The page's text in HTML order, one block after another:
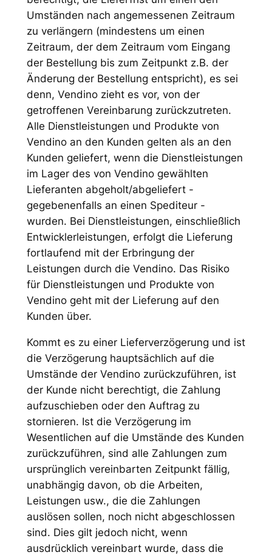
Umständen nach angemessenen Zeitraum
zu verlängern (mindestens um einen
Zeitraum, der dem Zeitraum vom Eingang
der Bestellung bis zum Zeitpunkt z.B. der
Änderung der Bestellung entspricht), es sei
denn, Vendino zieht es vor, von der
getroffenen Vereinbarung zurückzutreten.
Alle Dienstleistungen und Produkte von
Vendino an den Kunden gelten als an den
Kunden geliefert, wenn die Dienstleistungen
im Lager des von Vendino gewählten
Lieferanten abgeholt/abgeliefert -
gegebenenfalls an einen Spediteur -
wurden. Bei Dienstleistungen, einschließlich
Entwicklerleistungen, erfolgt die Lieferung
fortlaufend mit der Erbringung der
Leistungen durch die Vendino. Das Risiko
für Dienstleistungen und Produkte von
Vendino geht mit der Lieferung auf den
Kunden über.
Kommt es zu einer Lieferverzögerung und ist
die Verzögerung hauptsächlich auf die
Umstände der Vendino zurückzuführen, ist
der Kunde nicht berechtigt, die Zahlung
aufzuschieben oder den Auftrag zu
stornieren. Ist die Verzögerung im
Wesentlichen auf die Umstände des Kunden
zurückzuführen, sind alle Zahlungen zum
ursprünglich vereinbarten Zeitpunkt fällig,
unabhängig davon, ob die Arbeiten,
Leistungen usw., die die Zahlungen
auslösen sollen, noch nicht abgeschlossen
sind. Dies gilt jedoch nicht, wenn
ausdrücklich vereinbart wurde, dass die